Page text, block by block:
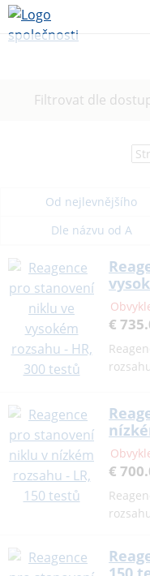
Filtrovat dle
Od nejlevnějšího
Dle názvu od A
€
€